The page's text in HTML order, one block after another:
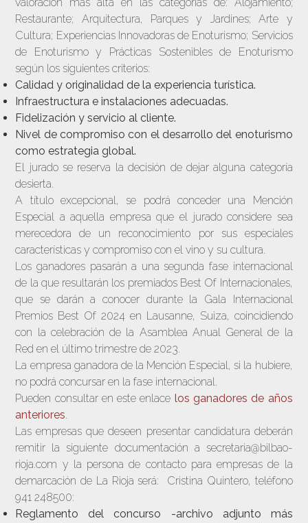
Restaurante; Arquitectura, Parques y Jardines; Arte y
Cultura; Experiencias Innovadoras de Enoturismo; Servicios
de Enoturismo y Prácticas Sostenibles de Enoturismo
según los siguientes criterios:
Calidad y originalidad de la experiencia turística.
Infraestructura e instalaciones adecuadas.
Fidelización y servicio al cliente.
Nivel de compromiso con el desarrollo del enoturismo
como estrategia global.
El jurado se reserva la decisión de dejar alguna categoría
desierta.
A título excepcional, se podrá conceder una Mención
Especial a aquella empresa que el jurado considere sea
merecedora de un reconocimiento por sus especiales
características y compromiso con el vino y su cultura.
Los ganadores pasarán a una segunda fase internacional
de la que resultarán los premiados Best Of Internacionales,
que se darán a conocer durante la Gala Internacional
Premios Best Of 2024 en Lausanne, Suiza, coincidiendo
con la celebración de la Asamblea Anual General de la
Red en el último trimestre de 2023.
La empresa ganadora de la Mención Especial, si la hubiere,
no podrá concursar en la fase internacional.
Pueden consultar en este enlace los ganadores de años
anteriores.
Las empresas que deseen presentar candidatura deberán
remitir la siguiente documentación a secretaria@bilbao-
rioja.com y la persona de contacto para empresas de la
demarcación de La Rioja será: Cristina Quintero, teléfono
941 248500:
Reglamento del concurso -archivo adjunto más